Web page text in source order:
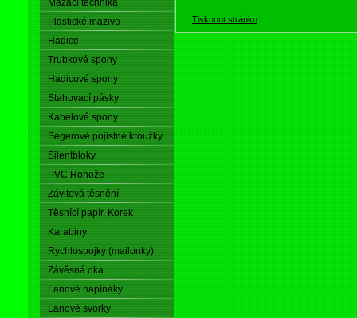
Mazací technika
Plastické mazivo
Hadice
Trubkové spony
Hadicové spony
Stahovací pásky
Kabelové spony
Segerové pojistné kroužky
Silentbloky
PVC Rohože
Závitová těsnění
Těsnící papír, Korek
Karabiny
Rychlospojky (mailonky)
Závěsná oka
Lanové napínáky
Lanové svorky
Tisknout stránku